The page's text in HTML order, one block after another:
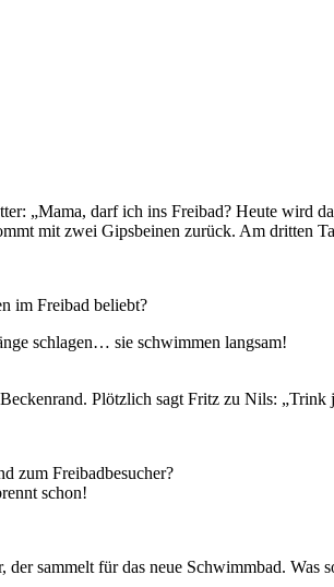
„Mama, darf ich ins Freibad? Heute wird
mit zwei Gipsbeinen zurück. Am dritten
im Freibad beliebt?
schlagen… sie schwimmen langsam!
Plötzlich sagt Fritz zu Nils:
zum Freibadbesucher?
schon!
der sammelt für das neue Schwimmbad. Was